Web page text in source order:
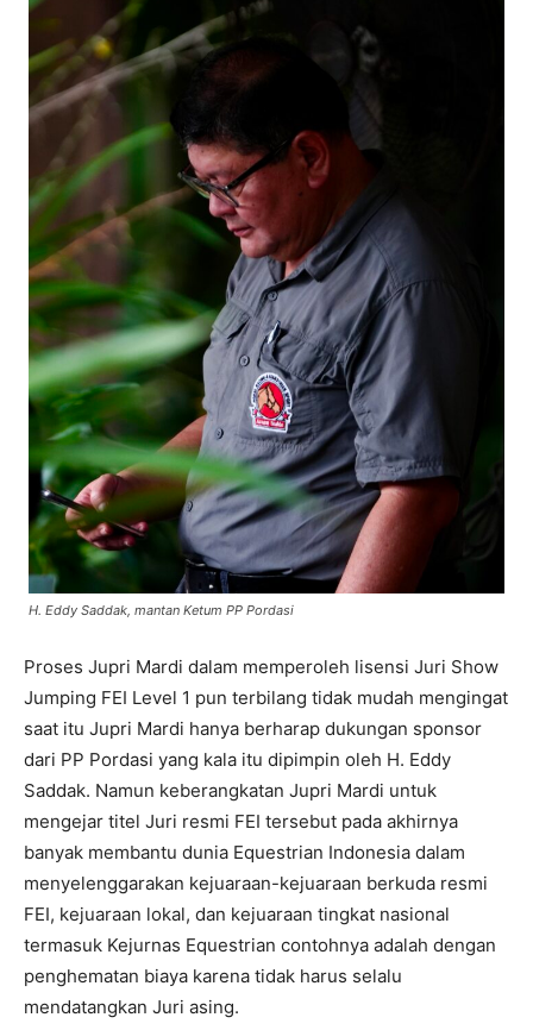
H. Eddy Saddak, mantan Ketum PP Pordasi
Proses Jupri Mardi dalam memperoleh lisensi Juri Show
Jumping FEI Level 1 pun terbilang tidak mudah mengingat
saat itu Jupri Mardi hanya berharap dukungan sponsor
dari PP Pordasi yang kala itu dipimpin oleh H. Eddy
Saddak. Namun keberangkatan Jupri Mardi untuk
mengejar titel Juri resmi FEI tersebut pada akhirnya
banyak membantu dunia Equestrian Indonesia dalam
menyelenggarakan kejuaraan-kejuaraan berkuda resmi
FEI, kejuaraan lokal, dan kejuaraan tingkat nasional
termasuk Kejurnas Equestrian contohnya adalah dengan
penghematan biaya karena tidak harus selalu
mendatangkan Juri asing.